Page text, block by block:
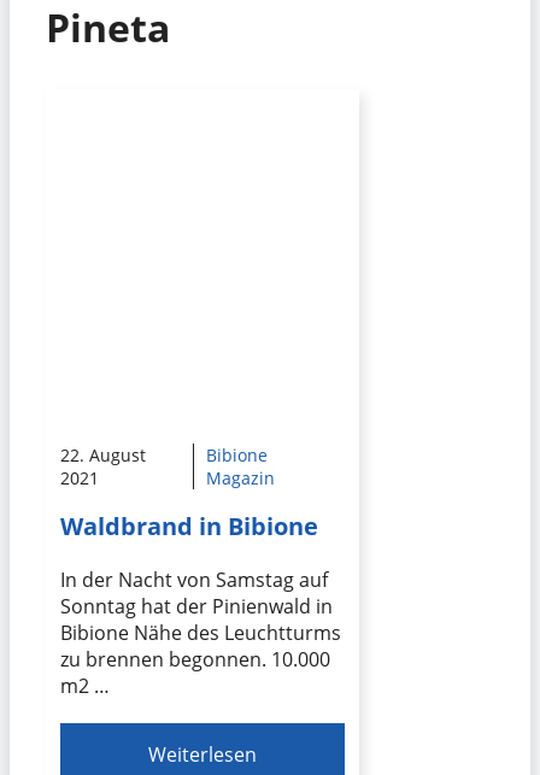
Pineta
22. August
2021
Bibione
Magazin
Waldbrand in Bibione
In der Nacht von Samstag auf
Sonntag hat der Pinienwald in
Bibione Nähe des Leuchtturms
zu brennen begonnen. 10.000
m2 …
Weiterlesen